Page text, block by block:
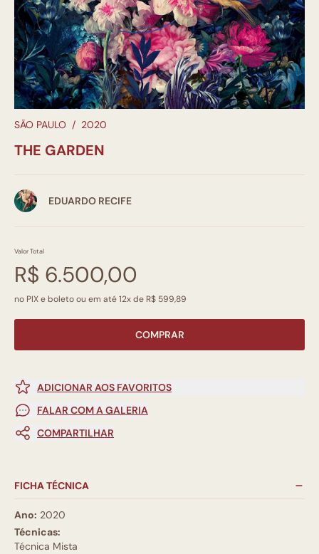
SÃO PAULO / 2020
THE GARDEN
EDUARDO RECIFE
Valor Total
R$ 6.500,00
no PIX e boleto ou em até 12x de R$ 599,89
COMPRAR
ADICIONAR AOS FAVORITOS
FALAR COM A GALERIA
COMPARTILHAR
FICHA TÉCNICA
Ano: 2020
Técnicas:
Técnica Mista